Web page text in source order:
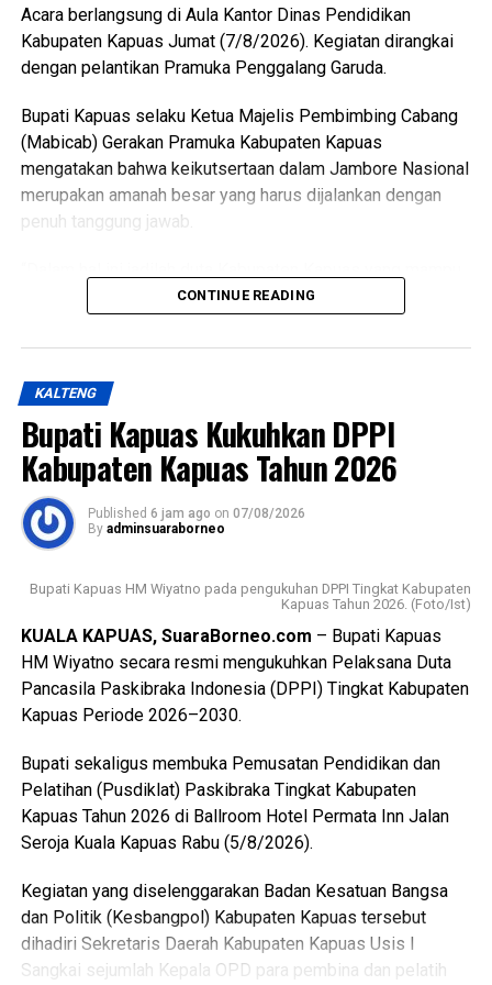
“Oleh karena itu terkait hal tersebut kami menyepakati data
final LP2B data LCP2B menyempurnakan Raperda melalui
(Ujg/SB)
Views: 8
Bagikan ke
Messenger 0 Twitter/X 0
Acara berlangsung di Aula Kantor Dinas Pendidikan
Kabupaten Kapuas Jumat (7/8/2026). Kegiatan dirangkai
dengan pelantikan Pramuka Penggalang Garuda.
Bupati Kapuas selaku Ketua Majelis Pembimbing Cabang
(Mabicab) Gerakan Pramuka Kabupaten Kapuas
mengatakan bahwa keikutsertaan dalam Jambore Nasional
merupakan amanah besar yang harus dijalankan dengan
penuh tanggung jawab.
menunjukkan sikap disiplin, sopan santun semangat
dan Dasa Dharma Pramuka,” ujarnya.
Ia mengatakan pembentukan karakter tersebut selaras
dengan penetapan predikat Pramuka Penggalang Garuda.
Oleh karena itu melalui pembinaan ketat para anggota yang
dilantik diharapkan mampu menjadi teladan.
Sementara itu Ketua Kwartir Cabang (Kwarcab) Gerakan
Pramuka Kapuas Suwarno Muriyat mengatakan pelantikan
Pramuka Penggalang Garuda ini menjadi sejarah baru
karena merupakan yang pertama kali dilaksanakan di
Kabupaten Kapuas setelah para peserta melampaui
serangkaian ujian ketat.
Ia menyebutkan ada sebanyak 47 anggota kontingen yang
terdiri dari peserta, pembina, dan pendamping
diberangkatkan menuju Bumi Perkemahan dan Graha
Wisata (Buperta) Cibubur Jakarta, untuk mengikuti agenda
Jamnas pada 13–23 Agustus 2026.
“Mereka akan bergabung dengan Pramuka Penggalang se-
Indonesia menurut informasi juga hadir Pramuka se-Asia
Tenggara. Ini merupakan hal positif bagi perkembangan
anak-anak terutama duta Pramuka Kabupaten Kapuas,”
ujarnya. (Ujg/SB)
CONTINUE READING
KALTENG
Bupati Kapuas Kukuhkan DPPI
Kabupaten Kapuas Tahun 2026
Published 6 jam ago on 07/08/2026
By adminsuaraborneo
Bupati Kapuas HM Wiyatno pada pengukuhan DPPI Tingkat Kabupaten
Kapuas Tahun 2026. (Foto/Ist)
KUALA KAPUAS, SuaraBorneo.com – Bupati Kapuas
HM Wiyatno secara resmi mengukuhkan Pelaksana Duta
Pancasila Paskibraka Indonesia (DPPI) Tingkat Kabupaten
Kapuas Periode 2026–2030.
Bupati sekaligus membuka Pemusatan Pendidikan dan
Pelatihan (Pusdiklat) Paskibraka Tingkat Kabupaten
Kapuas Tahun 2026 di Ballroom Hotel Permata Inn Jalan
Seroja Kuala Kapuas Rabu (5/8/2026).
Kegiatan yang diselenggarakan Badan Kesatuan Bangsa
dan Politik (Kesbangpol) Kabupaten Kapuas tersebut
dihadiri Sekretaris Daerah Kabupaten Kapuas Usis I
Sangkai sejumlah Kepala OPD para pembina dan pelatih